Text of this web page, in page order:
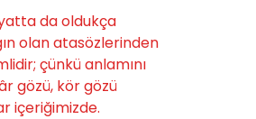
da oldukça
olan atasözlerinden
çünkü anlamını
gözü, kör gözü
içeriğimizde.